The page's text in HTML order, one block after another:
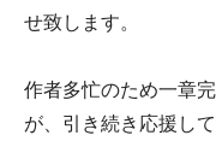
せ致します。
作者多忙のため一章
が、引き続き応援し